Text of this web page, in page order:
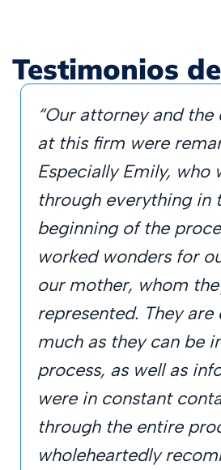
Testimonios
“Our attorney and
at this firm were
Especially Emily, who
through everything in
beginning of the
worked wonders for
our mother, whom
represented. They are
much as they can be
process, as well as
were in constant
through the entire
wholeheartedly